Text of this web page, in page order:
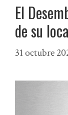
El
de su
31 octubre